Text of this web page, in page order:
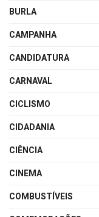
BURLA
CAMPANHA
CANDIDATURA
CARNAVAL
CICLISMO
CIDADANIA
CIÊNCIA
CINEMA
COMBUSTÍVEIS